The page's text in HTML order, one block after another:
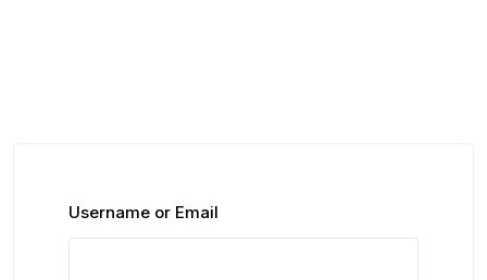
Username or Email